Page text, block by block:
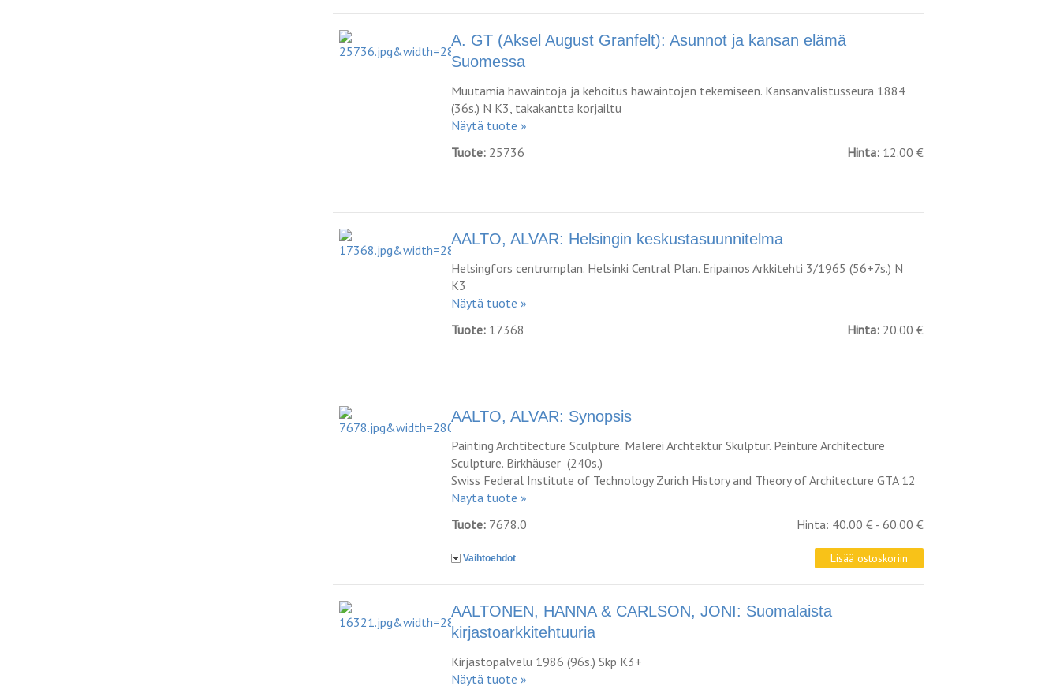
A. GT (Aksel August Granfelt): Asunnot ja kansan elämä
Suomessa
Muutamia hawaintoja ja kehoitus hawaintojen tekemiseen. Kansanvalistusseura 1884
(36s.) N K3, takakantta korjailtu
Näytä tuote »
Tuote: 25736 Hinta: 12.00 €
AALTO, ALVAR: Helsingin keskustasuunnitelma
Helsingfors centrumplan. Helsinki Central Plan. Eripainos Arkkitehti 3/1965 (56+7s.) N
K3
Näytä tuote »
Tuote: 17368 Hinta: 20.00 €
AALTO, ALVAR: Synopsis
Painting Archtitecture Sculpture. Malerei Archtektur Skulptur. Peinture Architecture
Sculpture. Birkhäuser (240s.)
Swiss Federal Institute of Technology Zurich History and Theory of Architecture GTA 12
Näytä tuote »
Tuote: 7678.0 Hinta: 40.00 € - 60.00 €
Vaihtoehdot
AALTONEN, HANNA & CARLSON, JONI: Suomalaista
kirjastoarkkitehtuuria
Kirjastopalvelu 1986 (96s.) Skp K3+
Näytä tuote »